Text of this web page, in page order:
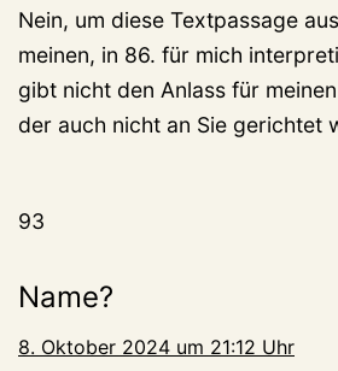
Nein, um diese Textpassage
meinen, in 86. für mich
gibt nicht den Anlass für
der auch nicht an Sie gerichtet
93
Name?
8. Oktober 2024 um 21:12 Uhr